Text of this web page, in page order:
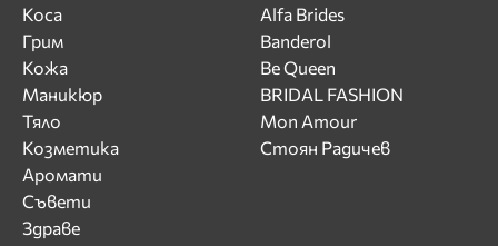
Коса
Грим
Кожа
Маникюр
Тяло
Козметика
Аромати
Съвети
Здраве
Alfa Brides
Banderol
Be Queen
BRIDAL FASHION
Mon Amour
Стоян Радичев